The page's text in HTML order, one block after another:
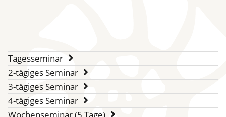
Tagesseminar
2-tägiges Seminar
3-tägiges Seminar
4-tägiges Seminar